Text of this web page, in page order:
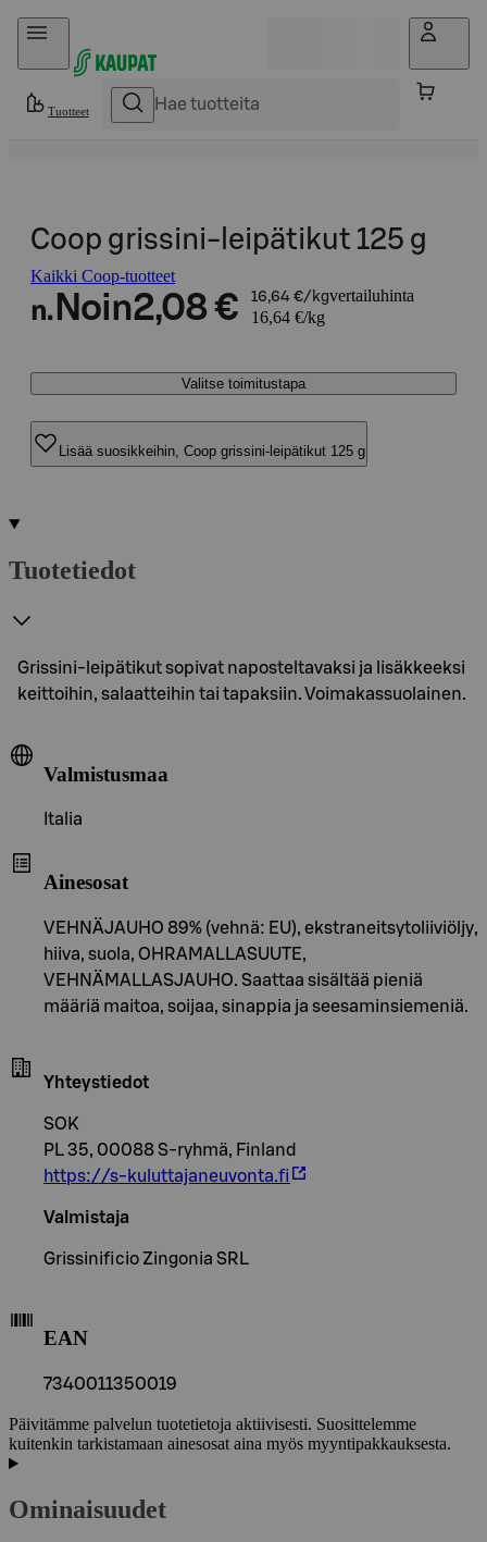
Hyppää sisältöön
Tuotteet
Coop grissini-leipätikut 125 g
Kaikki Coop-tuotteet
n. Noin2,08 € 16,64 €/kgvertailuhinta
16,64 €/kg
Valitse toimitustapa
Lisää suosikkeihin, Coop grissini-leipätikut 125 g
Tuotetiedot
Grissini-leipätikut sopivat naposteltavaksi ja lisäkkeeksi
keittoihin, salaatteihin tai tapaksiin. Voimakassuolainen.
Valmistusmaa
Italia
Ainesosat
VEHNÄJAUHO 89% (vehnä: EU), ekstraneitsytoliiviöljy,
hiiva, suola, OHRAMALLASUUTE,
VEHNÄMALLASJAUHO. Saattaa sisältää pieniä
määriä maitoa, soijaa, sinappia ja seesaminsiemeniä.
Yhteystiedot
SOK
PL 35, 00088 S-ryhmä, Finland
https://s-kuluttajaneuvonta.fi
Valmistaja
Grissinificio Zingonia SRL
EAN
7340011350019
Päivitämme palvelun tuotetietoja aktiivisesti. Suosittelemme
kuitenkin tarkistamaan ainesosat aina myös myyntipakkauksesta.
Ominaisuudet